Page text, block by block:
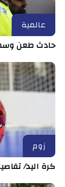
عالمية
حادث طعن وسط
زوم
كرة اليد/